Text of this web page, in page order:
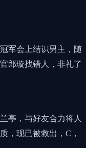
军会上结识男主，随
郎璇找错人，非礼了
亭，与好友合力将人
，现已被救出，C，